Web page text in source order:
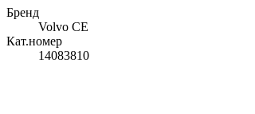
Бренд
Volvo CE
Кат.номер
14083810